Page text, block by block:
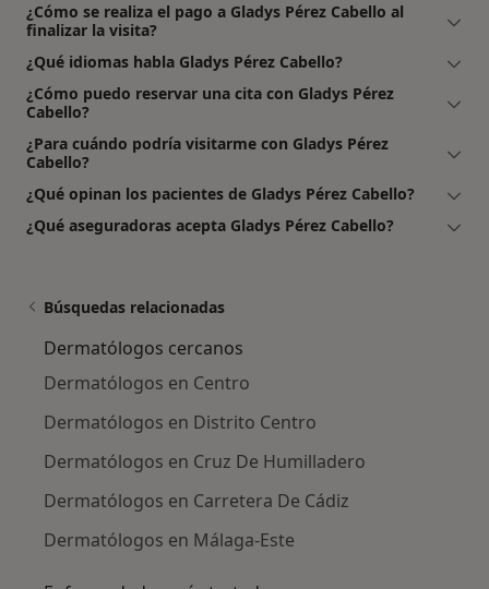
¿Cómo se realiza el pago a Gladys Pérez Cabello al
finalizar la visita?
¿Qué idiomas habla Gladys Pérez Cabello?
¿Cómo puedo reservar una cita con Gladys Pérez
Cabello?
¿Para cuándo podría visitarme con Gladys Pérez
Cabello?
¿Qué opinan los pacientes de Gladys Pérez Cabello?
¿Qué aseguradoras acepta Gladys Pérez Cabello?
Búsquedas relacionadas
Dermatólogos cercanos
Dermatólogos en Centro
Dermatólogos en Distrito Centro
Dermatólogos en Cruz De Humilladero
Dermatólogos en Carretera De Cádiz
Dermatólogos en Málaga-Este